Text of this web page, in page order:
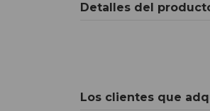
Detalles del
Los clientes que